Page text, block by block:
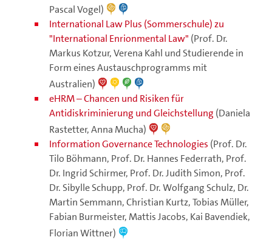
Pascal Vogel)
International Law Plus (Sommerschule) zu
"International Enrionmental Law" (Prof. Dr.
Markus Kotzur, Verena Kahl und Studierende in
Form eines Austauschprogramms mit
Australien)
eHRM – Chancen und Risiken für
Antidiskriminierung und Gleichstellung (Daniela
Rastetter, Anna Mucha)
Information Governance Technologies (Prof. Dr.
Tilo Böhmann, Prof. Dr. Hannes Federrath, Prof.
Dr. Ingrid Schirmer, Prof. Dr. Judith Simon, Prof.
Dr. Sibylle Schupp, Prof. Dr. Wolfgang Schulz, Dr.
Martin Semmann, Christian Kurtz, Tobias Müller,
Fabian Burmeister, Mattis Jacobs, Kai Bavendiek,
Florian Wittner)